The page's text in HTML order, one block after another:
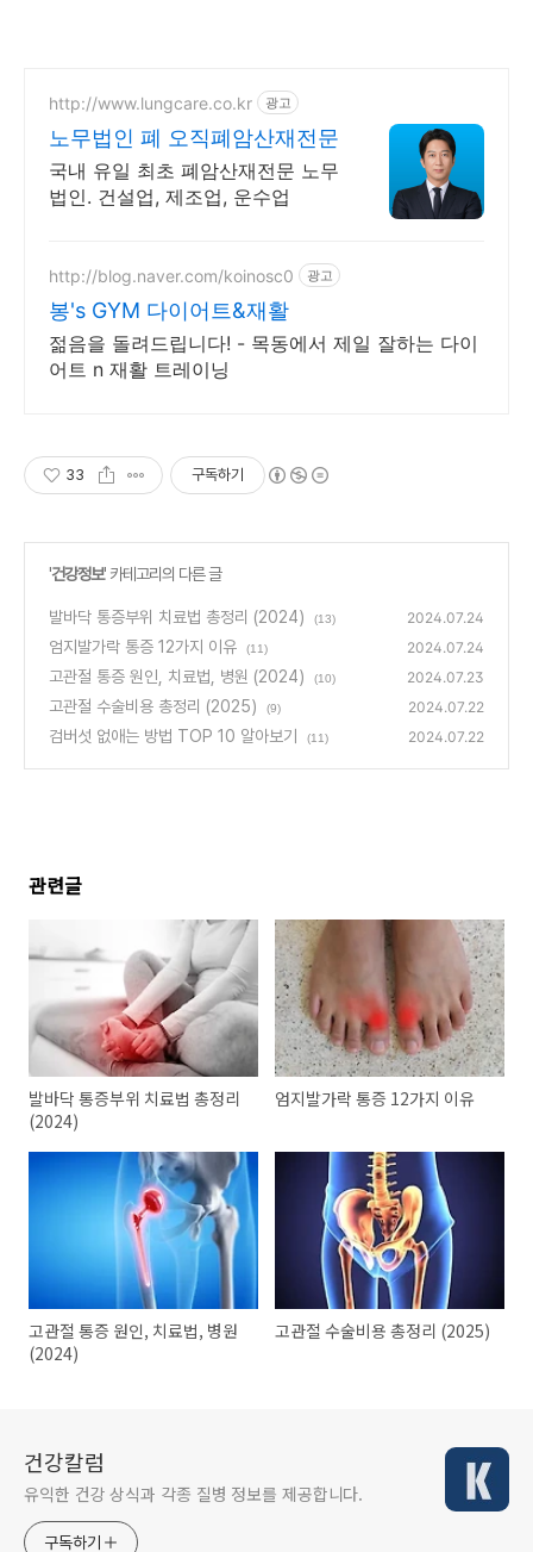
http://www.lungcare.co.kr 광고
노무법인 폐 오직폐암산재전문
국내 유일 최초 폐암산재전문 노무
법인. 건설업, 제조업, 운수업
http://blog.naver.com/koinosc0 광고
봉's GYM 다이어트&재활
젊음을 돌려드립니다! - 목동에서 제일 잘하는 다이
어트 n 재활 트레이닝
33 구독하기
'건강정보' 카테고리의 다른 글
발바닥 통증부위 치료법 총정리 (2024) (13) 2024.07.24
엄지발가락 통증 12가지 이유 (11) 2024.07.24
고관절 통증 원인, 치료법, 병원 (2024) (10) 2024.07.23
고관절 수술비용 총정리 (2025) (9) 2024.07.22
검버섯 없애는 방법 TOP 10 알아보기 (11) 2024.07.22
관련글
발바닥 통증부위 치료법 총정리
(2024)
엄지발가락 통증 12가지 이유
고관절 통증 원인, 치료법, 병원
(2024)
고관절 수술비용 총정리 (2025)
건강칼럼
유익한 건강 상식과 각종 질병 정보를 제공합니다.
구독하기